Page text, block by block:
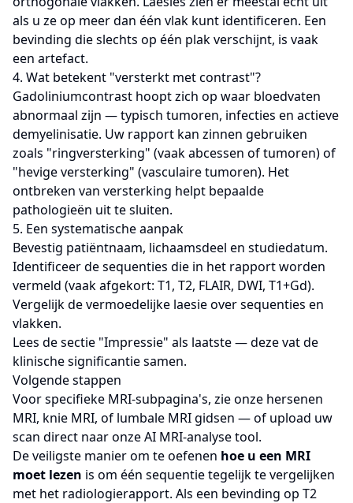
als u ze op meer dan één vlak kunt identificeren. Een
bevinding die slechts op één plak verschijnt, is vaak
een artefact.
4. Wat betekent "versterkt met contrast"?
Gadoliniumcontrast hoopt zich op waar bloedvaten
abnormaal zijn — typisch tumoren, infecties en actieve
demyelinisatie. Uw rapport kan zinnen gebruiken
zoals "ringversterking" (vaak abcessen of tumoren) of
"hevige versterking" (vasculaire tumoren). Het
ontbreken van versterking helpt bepaalde
pathologieën uit te sluiten.
5. Een systematische aanpak
Bevestig patiëntnaam, lichaamsdeel en studiedatum.
Identificeer de sequenties die in het rapport worden
vermeld (vaak afgekort: T1, T2, FLAIR, DWI, T1+Gd).
Vergelijk de vermoedelijke laesie over sequenties en
vlakken.
Lees de sectie "Impressie" als laatste — deze vat de
klinische significantie samen.
Volgende stappen
Voor specifieke MRI-subpagina's, zie onze hersenen
MRI, knie MRI, of lumbale MRIgidsen — of upload uw
scan direct naar onzeAI MRI-analyse tool.
De veiligste manier om te oefenen hoe u een MRI
moet lezen is om één sequentie tegelijk te vergelijken
met het radiologierapport. Als een bevinding op T2